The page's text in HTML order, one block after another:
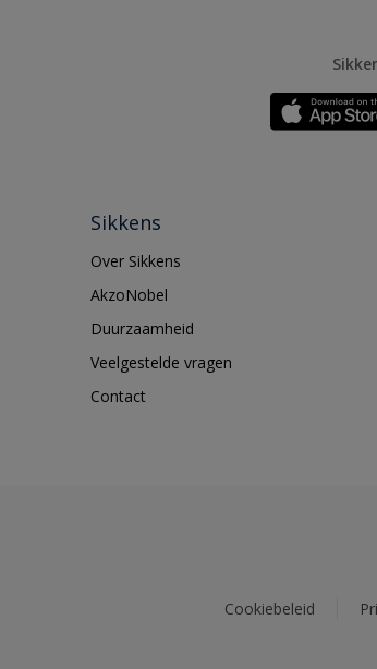
Sikkens
Over Sikkens
AkzoNobel
Duurzaamheid
Veelgestelde vragen
Contact
Cookiebeleid